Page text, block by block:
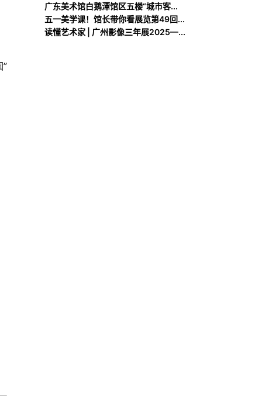
广东美术馆白鹅潭馆区五楼“城市客...
五一美学课！馆长带你看展览第49回...
读懂艺术家 | 广州影像三年展2025—...